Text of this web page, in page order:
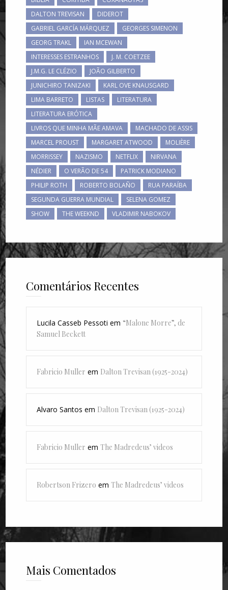
DALTON TREVISAN
DIDEROT
GABRIEL GARCÍA MÁRQUEZ
GEORGES SIMENON
GEORG TRAKL
IAN MCEWAN
INTERESSES ESTRANHOS
J. M. COETZEE
J.M.G. LE CLÉZIO
JOÃO GILBERTO
JUNICHIRO TANIZAKI
KARL OVE KNAUSGARD
LIMA BARRETO
LISTAS
LITERATURA
LITERATURA ERÓTICA
LIVROS QUE MINHA MÃE AMAVA
MACHADO DE ASSIS
MARCEL PROUST
MARGARET ATWOOD
MOLIÈRE
MORRISSEY
NAZISMO NETFLIX
NIRVANA
NÉDIER
O VERÃO DE 54
PATRICK MODIANO
PHILIP ROTH
ROBERTO BOLAÑO
RUA PARAÍBA
SEGUNDA GUERRA MUNDIAL
SELENA GOMEZ
SHOW
THE WEEKND VLADIMIR NABOKOV
Comentários Recentes
Lucila Casseb Pessoti em “Malone Morre”, de
Samuel Beckett
Fabricio Muller em Dalton Trevisan (1925-2024)
Alvaro Santos em Dalton Trevisan (1925-2024)
Fabricio Muller emThe Madredeus’ videos
Robertson Frizero emThe Madredeus’ videos
Mais Comentados